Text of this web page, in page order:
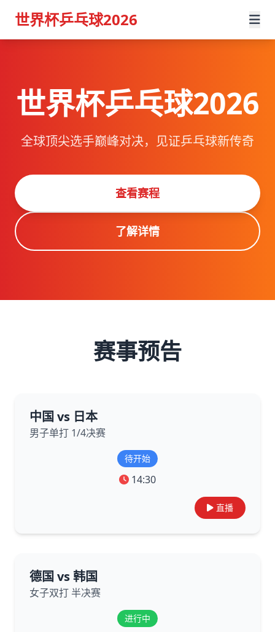
世界杯乒乓球2026
世界杯乒乓球2026
全球顶尖选手巅峰对决，见证乒乓球新传奇
查看赛程
了解详情
赛事预告
中国 vs 日本
男子单打 1/4决赛
待开始
14:30
直播
德国 vs 韩国
女子双打 半决赛
进行中